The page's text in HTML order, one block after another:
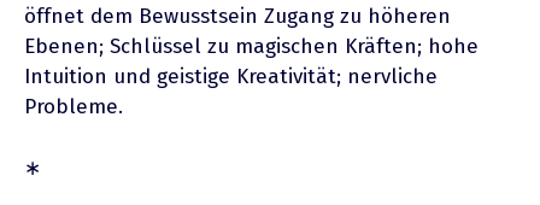
öffnet dem Bewusstsein Zugang zu höheren
Ebenen; Schlüssel zu magischen Kräften; hohe
Intuition und geistige Kreativität; nervliche
Probleme.
∗